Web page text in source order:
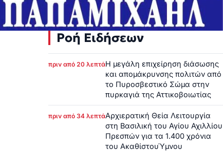
Ροή Ειδήσεων
πριν από 20 λεπτάΗ μεγάλη επιχείρηση διάσωσης
και απομάκρυνσης πολιτών από
το Πυροσβεστικό Σώμα στην
πυρκαγιά της Αττικοβοιωτίας
πριν από 34 λεπτάΑρχιερατική Θεία Λειτουργία
στη Βασιλική του Αγίου Αχιλλίου
Πρεσπών για τα 1.400 χρόνια
του ΑκαθίστουΎμνου